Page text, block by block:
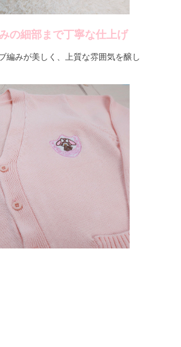
の細部まで丁寧な仕上げ
編みが美しく、上質な雰囲気を醸し